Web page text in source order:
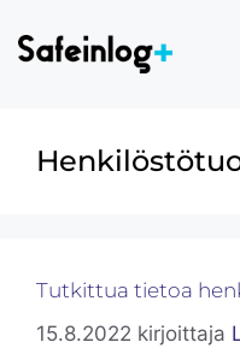
Tutkittua tietoa
15.8.2022 kirjoittaja